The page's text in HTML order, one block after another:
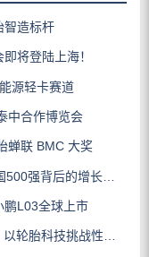
智造标杆
将登陆上海！
源轻卡赛道
中合作博览会
蝉联 BMC 大奖
强背后的增长逻辑
鹏L03全球上市
科技挑战性能边界